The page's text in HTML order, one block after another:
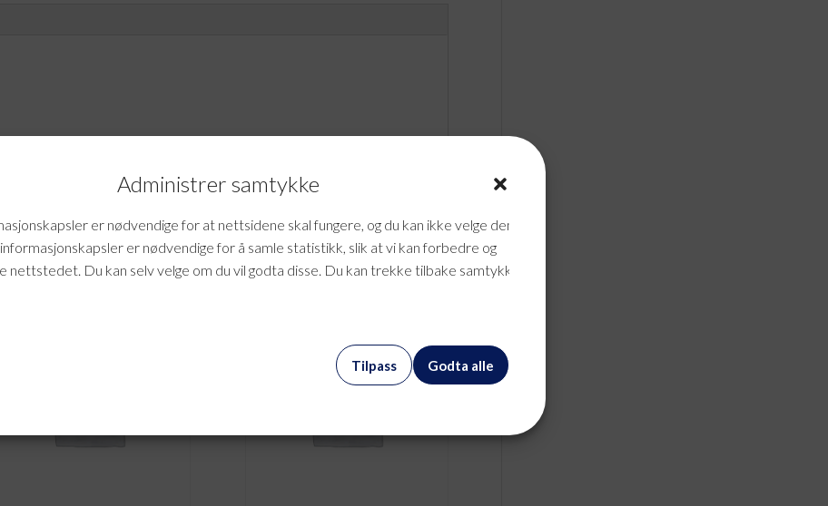
Administrer samtykke
er nødvendige for at nettsidene skal fungere, og du kan ikke velge dem
er nødvendige for å samle statistikk, slik at vi kan forbedre og
nettstedet. Du kan selv velge om du vil godta disse. Du kan trekke tilbake samtykke når
Godta alle
Tilpass
overvåkning Basis pakke»